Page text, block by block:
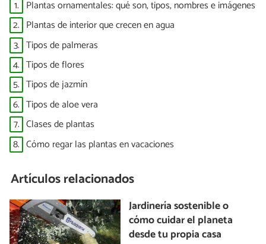
1. Plantas ornamentales: qué son, tipos, nombres e imágenes
2. Plantas de interior que crecen en agua
3. Tipos de palmeras
4. Tipos de flores
5. Tipos de jazmín
6. Tipos de aloe vera
7. Clases de plantas
8. Cómo regar las plantas en vacaciones
Artículos relacionados
Jardinería sostenible o
cómo cuidar el planeta
desde tu propia casa